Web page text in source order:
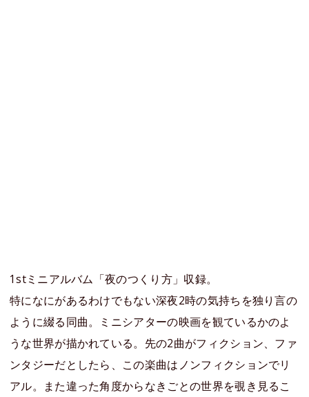
1stミニアルバム「夜のつくり方」収録。
特になにがあるわけでもない深夜2時の気持ちを独り言の
ように綴る同曲。ミニシアターの映画を観ているかのよ
うな世界が描かれている。先の2曲がフィクション、ファ
ンタジーだとしたら、この楽曲はノンフィクションでリ
アル。また違った角度からなきごとの世界を覗き見るこ